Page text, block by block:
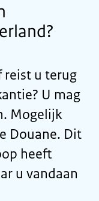
reist u terug
U mag
Mogelijk
Douane. Dit
heeft
u vandaan